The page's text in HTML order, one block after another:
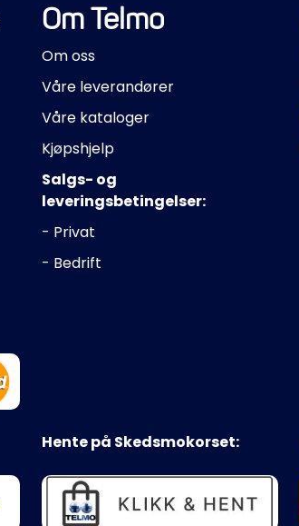
Om Telmo
Om oss
Våre leverandører
Våre kataloger
Kjøpshjelp
Salgs- og
leveringsbetingelser:
- Privat
- Bedrift
Hente på Skedsmokorset: